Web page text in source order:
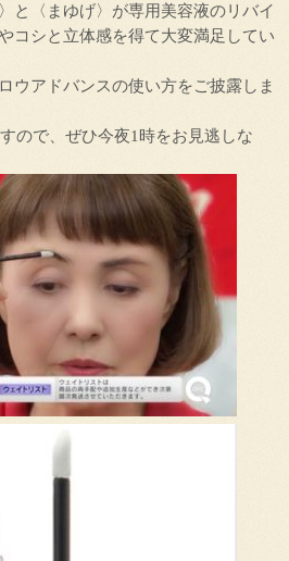
と〈まゆげ〉が専用美容液のリバイ
コシと立体感を得て大変満足してい
ウアドバンスの使い方をご披露しま
ので、ぜひ今夜1時をお見逃しな